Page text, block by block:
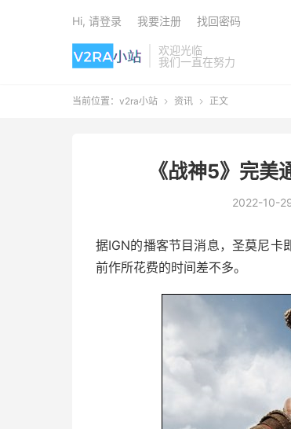
欢迎光临
我们一直在努力
Hi, 请登录 我要注册 找回密码
当前位置： v2ra小站  资讯  正文
《战神5》完
2022-10-
据IGN的播客节目消息，圣莫尼卡
前作所花费的时间差不多。